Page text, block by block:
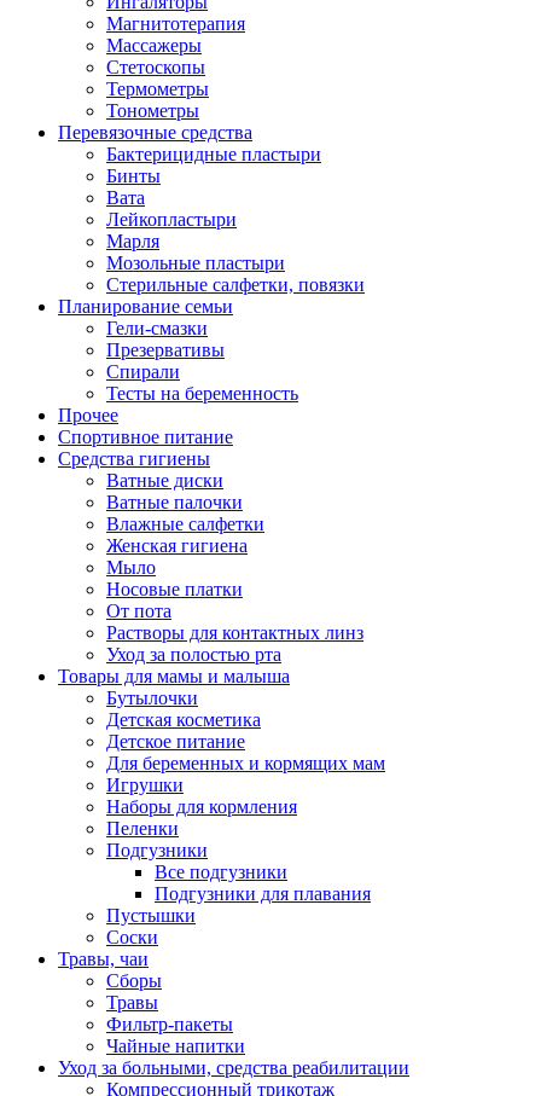
Магнитотерапия
Массажеры
Стетоскопы
Термометры
Тонометры
Перевязочные средства
Бактерицидные пластыри
Бинты
Вата
Лейкопластыри
Марля
Мозольные пластыри
Стерильные салфетки, повязки
Планирование семьи
Гели-смазки
Презервативы
Спирали
Тесты на беременность
Прочее
Спортивное питание
Средства гигиены
Ватные диски
Ватные палочки
Влажные салфетки
Женская гигиена
Мыло
Носовые платки
От пота
Растворы для контактных линз
Уход за полостью рта
Товары для мамы и малыша
Бутылочки
Детская косметика
Детское питание
Для беременных и кормящих мам
Игрушки
Наборы для кормления
Пеленки
Подгузники
Все подгузники
Подгузники для плавания
Пустышки
Соски
Травы, чаи
Сборы
Травы
Фильтр-пакеты
Чайные напитки
Уход за больными, средства реабилитации
Компрессионный трикотаж